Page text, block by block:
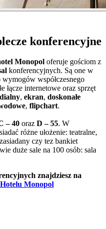
konferencyjne
Monopol oferuje gościom z
konferencyjnych. Są one w
współczesnego
łącze internetowe oraz sprzęt
, ekran, doskonałe
, flipchart.
– 40 oraz D – 55. W
różne ułożenie: teatralne,
czy tez bankiet
duże sale na 100 osób: sala
znajdziesz na
Monopol